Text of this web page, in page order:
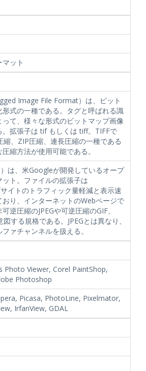
ット
Image File Format）は、ビット
式の一種である。タグと呼ばれる識
て、様々な形式のビットマップ画像
。拡張子は tif もしくは tiff。TIFFで
縮、ZIP圧縮、連長圧縮の一種である
縮方法が使用可能である。
は、米Googleが開発しているオープ
ト。ファイルの拡張子は
イトのトラフィック量軽減と表示速
り、インターネットのWebページで
逆圧縮のJPEGや可逆圧縮のGIF、
する規格である。JPEGとは異なり、
ァチャンネルを扱える。
Photo Viewer, Corel PaintShop,
Photoshop
Picasa, PhotoLine, Pixelmator,
IrfanView, GDAL